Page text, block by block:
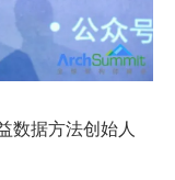
数据方法创始人